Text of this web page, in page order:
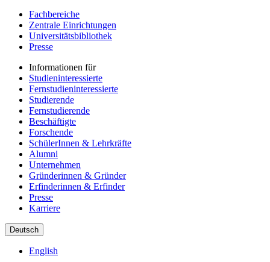
Fachbereiche
Zentrale Einrichtungen
Universitätsbibliothek
Presse
Informationen für
Studieninteressierte
Fernstudieninteressierte
Studierende
Fernstudierende
Beschäftigte
Forschende
SchülerInnen & Lehrkräfte
Alumni
Unternehmen
Gründerinnen & Gründer
Erfinderinnen & Erfinder
Presse
Karriere
Deutsch
English